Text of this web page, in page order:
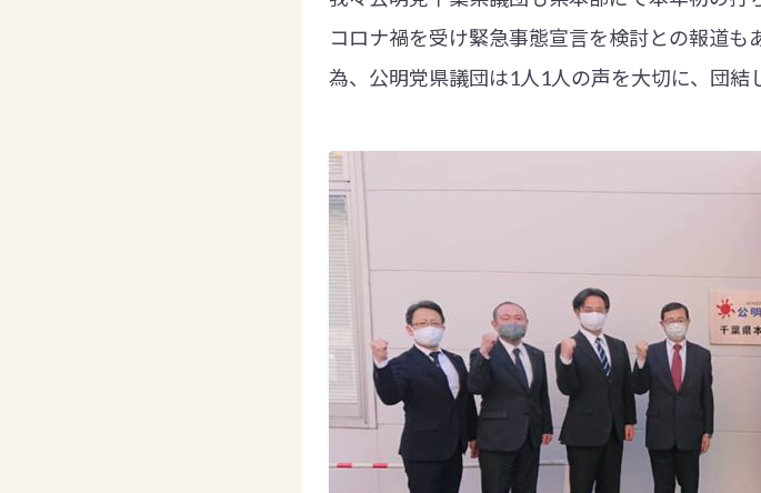
コロナ禍を受け緊急事態宣言を検討との報道も
為、公明党県議団は1人1人の声を大切に、団結